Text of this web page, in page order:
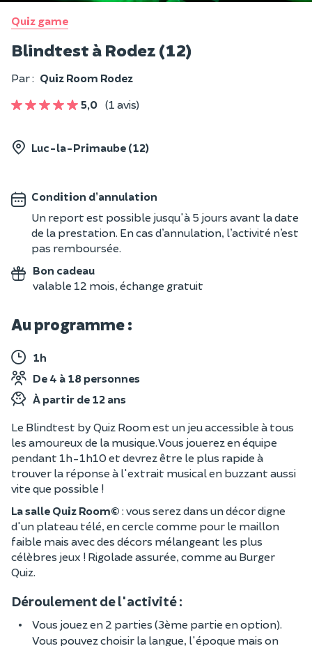
Quiz game
Blindtest à Rodez (12)
Par : Quiz Room Rodez
5,0 (1 avis)
Luc-la-Primaube (12)
Condition d’annulation
Un report est possible jusqu'à 5 jours avant la date
de la prestation. En cas d’annulation, l’activité n’est
pas remboursée.
Bon cadeau
valable 12 mois, échange gratuit
Au programme :
1h
De 4 à 18 personnes
À partir de 12 ans
Le Blindtest by Quiz Room est un jeu accessible à tous
les amoureux de la musique. Vous jouerez en équipe
pendant 1h-1h10 et devrez être le plus rapide à
trouver la réponse à l'extrait musical en buzzant aussi
vite que possible !
La salle Quiz Room© : vous serez dans un décor digne
d'un plateau télé, en cercle comme pour le maillon
faible mais avec des décors mélangeant les plus
célèbres jeux ! Rigolade assurée, comme au Burger
Quiz.
Déroulement de l'activité :
Vous jouez en 2 parties (3ème partie en option).
Vous pouvez choisir la langue, l'époque mais on